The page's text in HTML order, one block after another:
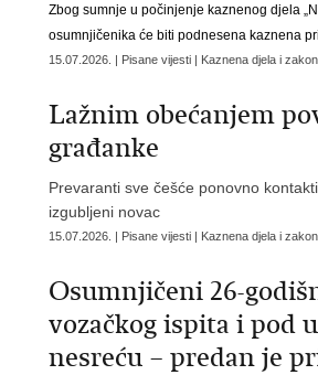
Zbog sumnje u počinjenje kaznenog djela
osumnjičenika će biti podnesena kaznena
15.07.2026. | Pisane vijesti | Kaznena djela i zakon
Lažnim obećanjem
građanke
Prevaranti sve češće ponovno
izgubljeni novac
15.07.2026. | Pisane vijesti | Kaznena djela i zakon
Osumnjičeni 26-
vozačkog ispita i pod
nesreću – predan je